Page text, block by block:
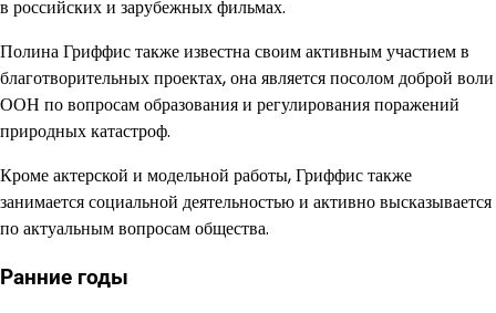
в российских и зарубежных фильмах.
Полина Гриффис также известна своим активным участием в
благотворительных проектах, она является посолом доброй воли
ООН по вопросам образования и регулирования поражений
природных катастроф.
Кроме актерской и модельной работы, Гриффис также
занимается социальной деятельностью и активно высказывается
по актуальным вопросам общества.
Ранние годы